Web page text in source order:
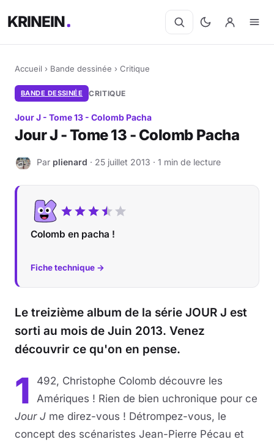
KRINEIN
Accueil › Bande dessinée › Critique
BANDE DESSINÉE CRITIQUE
Jour J - Tome 13 - Colomb Pacha
Jour J - Tome 13 - Colomb Pacha
P Par plienard · 25 juillet 2013 · 1 min de lecture
Colomb en pacha !
Fiche technique →
Le treizième album de la série JOUR J est
sorti au mois de Juin 2013. Venez
découvrir ce qu'on en pense.
1
492, Christophe Colomb découvre les
Amériques ! Rien de bien uchronique pour ce
Jour J me direz-vous ! Détrompez-vous, le
concept des scénaristes Jean-Pierre Pécau et